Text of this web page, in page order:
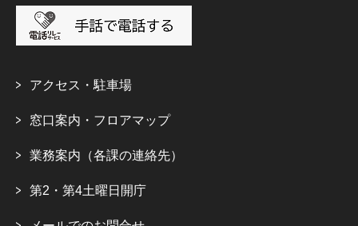
アクセス・駐車場
窓口案内・フロアマップ
業務案内（各課の連絡先）
第2・第4土曜日開庁